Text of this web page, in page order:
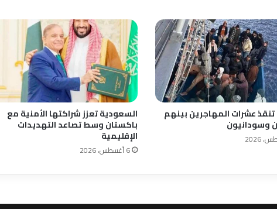
تنقذ عشرات المهاجرين بينهم
وسودانيون
السعودية تعزز شراكتها الأمنية مع
باكستان وسط تصاعد التهديدات
الإقليمية
6 أغسطس، 2026